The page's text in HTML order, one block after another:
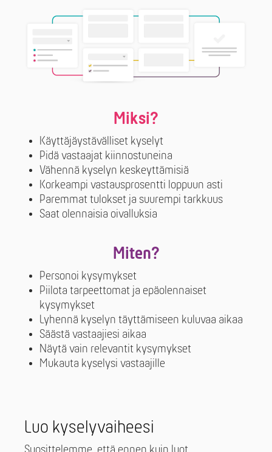
Miksi?
Käyttäjäystävälliset kyselyt
Pidä vastaajat kiinnostuneina
Vähennä kyselyn keskeyttämisiä
Korkeampi vastausprosentti loppuun asti
Paremmat tulokset ja suurempi tarkkuus
Saat olennaisia oivalluksia
Miten?
Personoi kysymykset
Piilota tarpeettomat ja epäolennaiset
kysymykset
Lyhennä kyselyn täyttämiseen kuluvaa aikaa
Säästä vastaajiesi aikaa
Näytä vain relevantit kysymykset
Mukauta kyselysi vastaajille
Luo kyselyvaiheesi